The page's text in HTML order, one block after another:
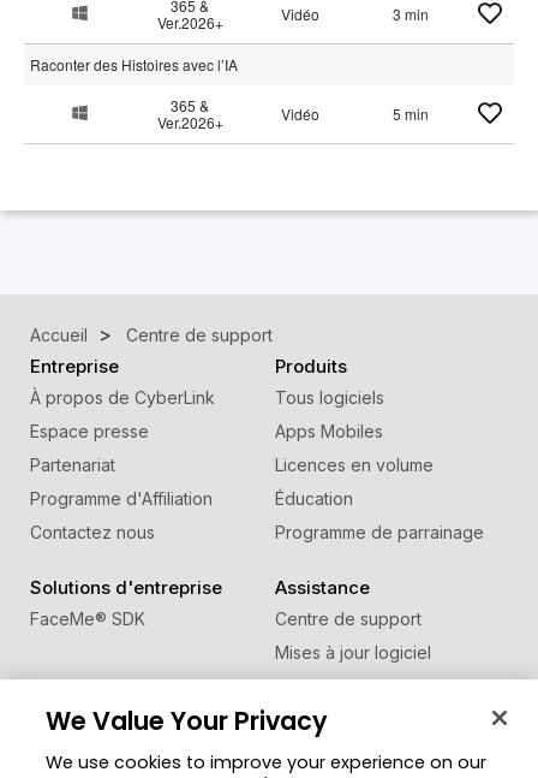
365 &
Ver.2026+
Vidéo 3 min
Raconter des Histoires avec l’IA
365 &
Ver.2026+
Vidéo 5 min
Accueil Centre de support
Entreprise
À propos de CyberLink
Espace presse
Partenariat
Programme d'Affiliation
Contactez nous
Produits
Tous logiciels
Apps Mobiles
Licences en volume
Éducation
Programme de parrainage
Solutions d'entreprise
FaceMe® SDK
Assistance
Centre de support
Mises à jour logiciel
Centre d'apprentissage
Zone des Membres
Changer de région
We Value Your Privacy
We use cookies to improve your experience on our